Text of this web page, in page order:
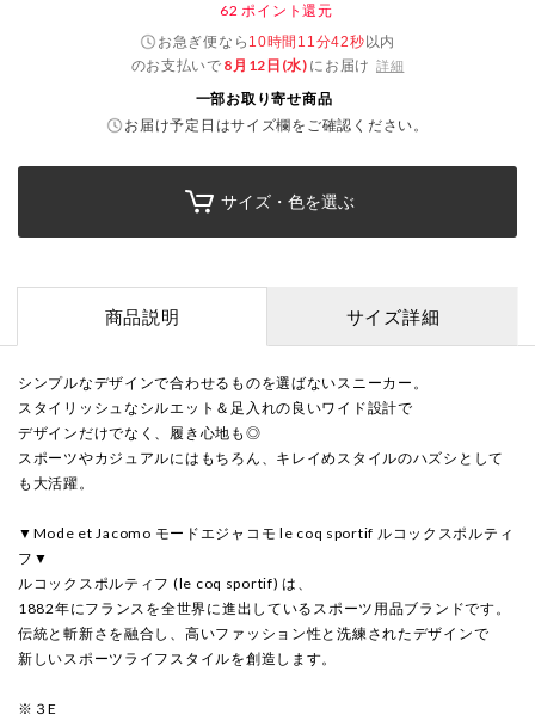
62 ポイント還元
お急ぎ便なら 10時間11分41秒以内
のお支払いで 8月12日(水) にお届け 詳細
一部お取り寄せ商品
お届け予定日はサイズ欄をご確認ください。
サイズ・色を選ぶ
商品説明 サイズ詳細
シンプルなデザインで合わせるものを選ばないスニーカー。
スタイリッシュなシルエット＆足入れの良いワイド設計で
デザインだけでなく、履き心地も◎
スポーツやカジュアルにはもちろん、キレイめスタイルのハズシとして
も大活躍。
▼Mode et Jacomo モードエジャコモ le coq sportif ルコックスポルティ
フ▼
ルコックスポルティフ (le coq sportif) は、
1882年にフランスを全世界に進出しているスポーツ用品ブランドです。
伝統と斬新さを融合し、高いファッション性と洗練されたデザインで
新しいスポーツライフスタイルを創造します。
※３E